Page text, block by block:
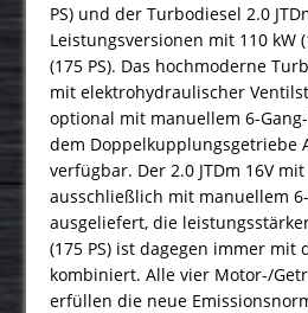
PS) und der Turbodiesel 2.0
Leistungsversionen mit 110 kW
(175 PS). Das hochmoderne
mit elektrohydraulischer
optional mit manuellem 6-
dem Doppelkupplungsgetriebe
verfügbar. Der 2.0 JTDm 16V
ausschließlich mit manuellem
ausgeliefert, die
(175 PS) ist dagegen immer mit
kombiniert. Alle vier Motor-/
erfüllen die neue